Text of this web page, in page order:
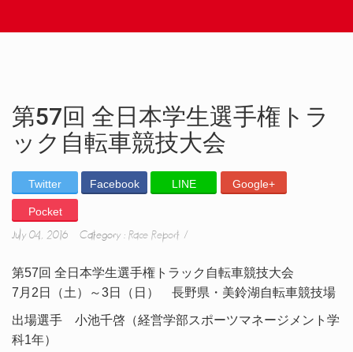
第57回 全日本学生選手権トラ
ック自転車競技大会
Twitter Facebook LINE Google+
Pocket
July 04, 2016 Category : Race Report
第57回 全日本学生選手権トラック自転車競技大会
7月2日（土）～3日（日） 長野県・美鈴湖自転車競技場
出場選手 小池千啓（経営学部スポーツマネージメント学
科1年）